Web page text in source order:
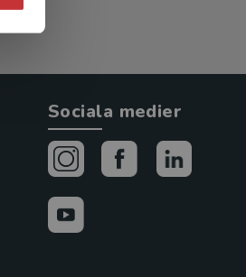
Sociala medier